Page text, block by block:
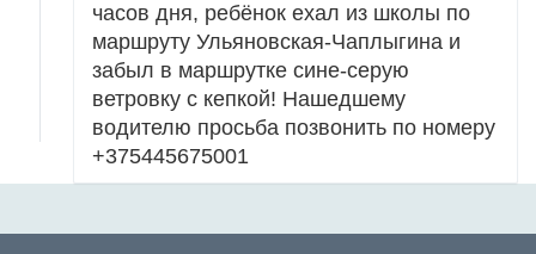
часов дня, ребёнок ехал из школы по
маршруту Ульяновская-Чаплыгина и
забыл в маршрутке сине-серую
ветровку с кепкой! Нашедшему
водителю просьба позвонить по номеру
+375445675001